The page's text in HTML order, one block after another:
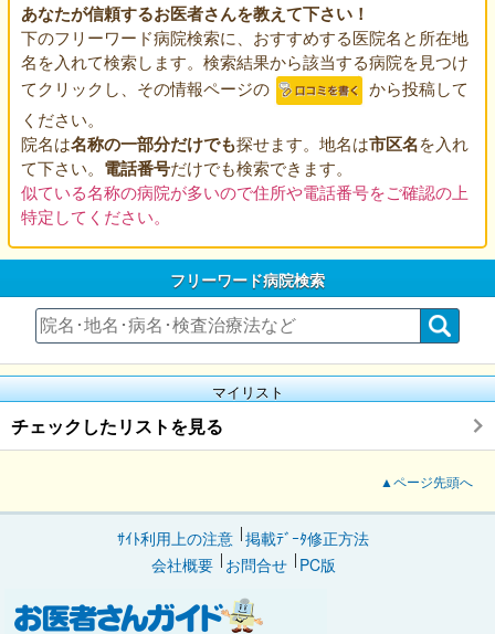
あなたが信頼するお医者さんを教えて下さい！
下のフリーワード病院検索に、おすすめする医院名と所在地
名を入れて検索します。検索結果から該当する病院を見つけ
てクリックし、その情報ページの
から投稿して
ください。
院名は名称の一部分だけでも探せます。地名は市区名を入れ
て下さい。 電話番号だけでも検索できます。
似ている名称の病院が多いので住所や電話番号をご確認の上
特定してください。
フリーワード病院検索
マイリスト
チェックしたリストを見る
▲ページ先頭へ
ｻｲﾄ利用上の注意 掲載ﾃﾞｰﾀ修正方法
会社概要
お問合せ PC版